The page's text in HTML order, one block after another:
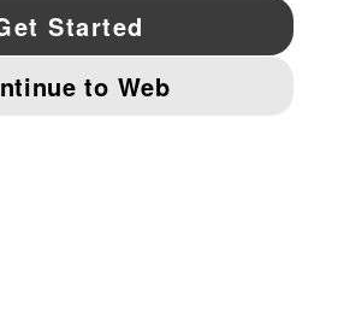
Pinterest
IMPRINT AND LEGAL DATA